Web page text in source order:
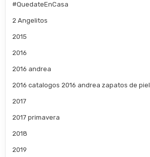
#QuedateEnCasa
2 Angelitos
2015
2016
2016 andrea
2016 catalogos 2016 andrea zapatos de piel
2017
2017 primavera
2018
2019